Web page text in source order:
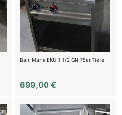
Bain Marie EKU 1 1/2 GN 75er Tiefe
699,00€